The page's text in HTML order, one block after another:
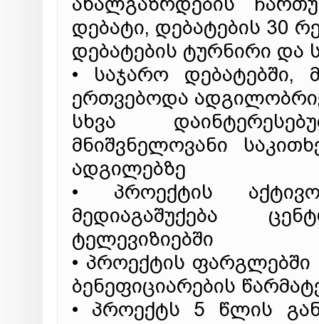
დებატი, დებატების 30
დებატების ტურნირი და
• საჯარო დებატებში,
ერთვებოდა
სხვა
მნიშვნელოვანი
ადგილებზე
• პროექტის
მედიაგაშუქება
ტელევიზიებში
• პროექტის
ბენეფიციარების
• პროექტს 5 წლის